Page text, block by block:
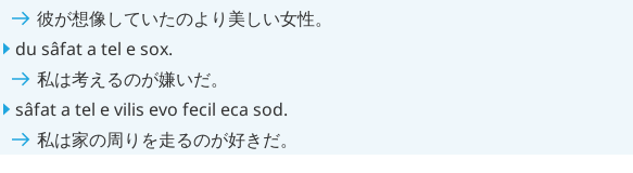
彼が想像していたのより美しい女性。
du sâfata tel esox.
私は考えるのが嫌いだ。
sâfata tel evilis evo fecil eca sod.
私は家の周りを走るのが好きだ。